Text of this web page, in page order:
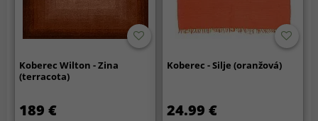
Koberec Wilton - Zina
(terracota)
189 €
Koberec - Silje (oranžová)
24.99 €